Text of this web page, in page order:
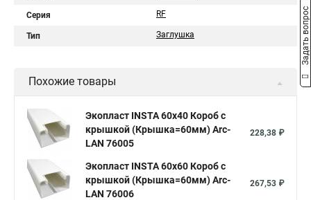
Серия RF
Тип Заглушка
Похожие товары
Экопласт INSTA 60х40 Короб с
крышкой (Крышка=60мм) Arc-
LAN 76005
228,38 ₽
Экопласт INSTA 60х60 Короб с
крышкой (Крышка=60мм) Arc-
LAN 76006
267,53 ₽
Задать вопрос